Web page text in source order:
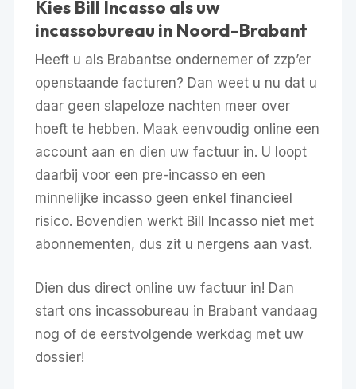
Kies Bill Incasso als uw
incassobureau in Noord-Brabant
Heeft u als Brabantse ondernemer of zzp’er
openstaande facturen? Dan weet u nu dat u
daar geen slapeloze nachten meer over
hoeft te hebben. Maak eenvoudig online een
account aan en dien uw factuur in. U loopt
daarbij voor een pre-incasso en een
minnelijke incasso geen enkel financieel
risico. Bovendien werkt Bill Incasso niet met
abonnementen, dus zit u nergens aan vast.
Dien dus direct online uw factuur in! Dan
start ons incassobureau in Brabant vandaag
nog of de eerstvolgende werkdag met uw
dossier!